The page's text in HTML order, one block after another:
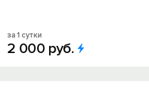
за 1 сутки
2 000 руб.